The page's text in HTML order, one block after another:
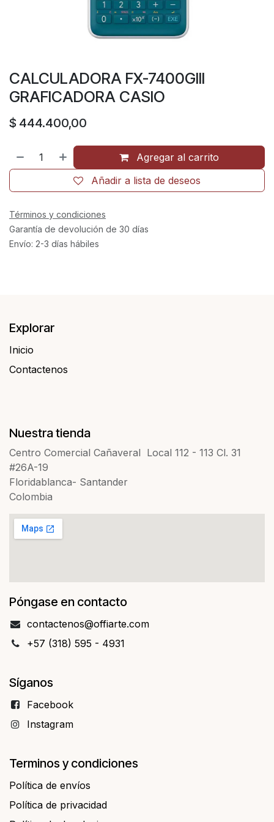
CALCULADORA FX-7400GIII
GRAFICADORA CASIO
$ 444.400,00
Agregar al carrito
Añadir a lista de deseos
Términos y condiciones
Garantía de devolución de 30 días
Envío: 2-3 días hábiles
Explorar
Inicio
Contactenos​​
Nuestra tienda
Centro Comercial Cañaveral Local 112 - 113 Cl. 31
#26A-19
Floridablanca- Santander
Colombia
Póngase en contacto
contact​​enos@offiarte.com
+57 (318) 595 - 4931
Síganos
Facebo​​ok
Instagram
Terminos y condiciones
Política de envíos
Política de privacidad